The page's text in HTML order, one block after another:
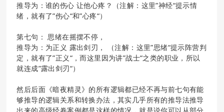
推导为：谁的伤心 让他心疼？（注解：这里”神经“提示情
绪，就有了”伤心“和”心疼“）
第七句： 思绪在摇摆不停，
推导为：为正义 露出剑刃， （注解：这里”思绪“提示阵营判
定，就有了”正义“，而这里因为讲”战士“之类的职业，所以
就连成”露出剑刃“）
然后后面《暗夜精灵》的所有逻辑都已经不再与前七句有能
够推导的逻辑关系和转换办法，其实几乎所有的推导法推导